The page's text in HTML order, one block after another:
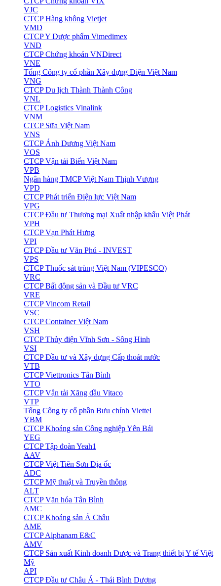
VJC
CTCP Hàng không Vietjet
VMD
CTCP Y Dược phẩm Vimedimex
VND
CTCP Chứng khoán VNDirect
VNE
Tổng Công ty cổ phần Xây dựng Điện Việt Nam
VNG
CTCP Du lịch Thành Thành Công
VNL
CTCP Logistics Vinalink
VNM
CTCP Sữa Việt Nam
VNS
CTCP Ánh Dương Việt Nam
VOS
CTCP Vận tải Biển Việt Nam
VPB
Ngân hàng TMCP Việt Nam Thịnh Vượng
VPD
CTCP Phát triển Điện lực Việt Nam
VPG
CTCP Đầu tư Thương mại Xuất nhập khẩu Việt Phát
VPH
CTCP Vạn Phát Hưng
VPI
CTCP Đầu tư Văn Phú - INVEST
VPS
CTCP Thuốc sát trùng Việt Nam (VIPESCO)
VRC
CTCP Bất động sản và Đầu tư VRC
VRE
CTCP Vincom Retail
VSC
CTCP Container Việt Nam
VSH
CTCP Thủy điện Vĩnh Sơn - Sông Hinh
VSI
CTCP Đầu tư và Xây dựng Cấp thoát nước
VTB
CTCP Viettronics Tân Bình
VTO
CTCP Vận tải Xăng dầu Vitaco
VTP
Tổng Công ty cổ phần Bưu chính Viettel
YBM
CTCP Khoáng sản Công nghiệp Yên Bái
YEG
CTCP Tập đoàn Yeah1
AAV
CTCP Việt Tiên Sơn Địa ốc
ADC
CTCP Mỹ thuật và Truyền thông
ALT
CTCP Văn hóa Tân Bình
AMC
CTCP Khoáng sản Á Châu
AME
CTCP Alphanam E&C
AMV
CTCP Sản xuất Kinh doanh Dược và Trang thiết bị Y tế Việt
Mỹ
API
CTCP Đầu tư Châu Á - Thái Bình Dương